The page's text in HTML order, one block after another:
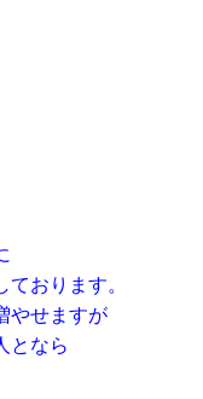
おります。
やせますが
となら